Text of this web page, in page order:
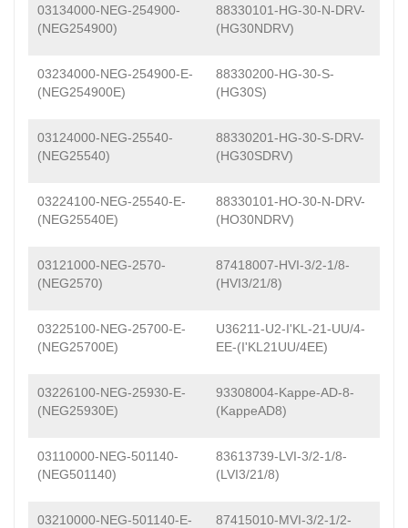
03134000-NEG-254900-
(NEG254900)
88330101-HG-30-N-DRV-
(HG30NDRV)
03234000-NEG-254900-E-
(NEG254900E)
88330200-HG-30-S-
(HG30S)
03124000-NEG-25540-
(NEG25540)
88330201-HG-30-S-DRV-
(HG30SDRV)
03224100-NEG-25540-E-
(NEG25540E)
88330101-HO-30-N-DRV-
(HO30NDRV)
03121000-NEG-2570-
(NEG2570)
87418007-HVI-3/2-1/8-
(HVI3/21/8)
03225100-NEG-25700-E-
(NEG25700E)
U36211-U2-I'KL-21-UU/4-
EE-(I'KL21UU/4EE)
03226100-NEG-25930-E-
(NEG25930E)
93308004-Kappe-AD-8-
(KappeAD8)
03110000-NEG-501140-
(NEG501140)
83613739-LVI-3/2-1/8-
(LVI3/21/8)
03210000-NEG-501140-E-
87415010-MVI-3/2-1/2-